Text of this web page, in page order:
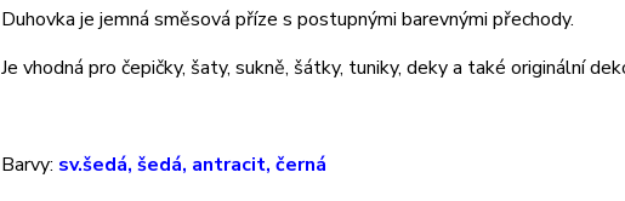
Duhovka je jemná směsová příze s postupnými barevnými přechody.
Je vhodná pro čepičky, šaty, sukně, šátky, tuniky, deky a také originální
Barvy: sv.šedá, šedá, antracit, černá